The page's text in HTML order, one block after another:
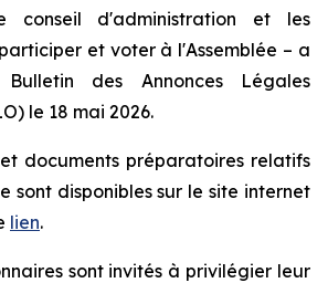
conseil d'administration et les
et voter à l'Assemblée – a
des Annonces Légales
le 18 mai 2026.
documents préparatoires relatifs
sont disponibles sur le site internet
lien.
sont invités à privilégier leur